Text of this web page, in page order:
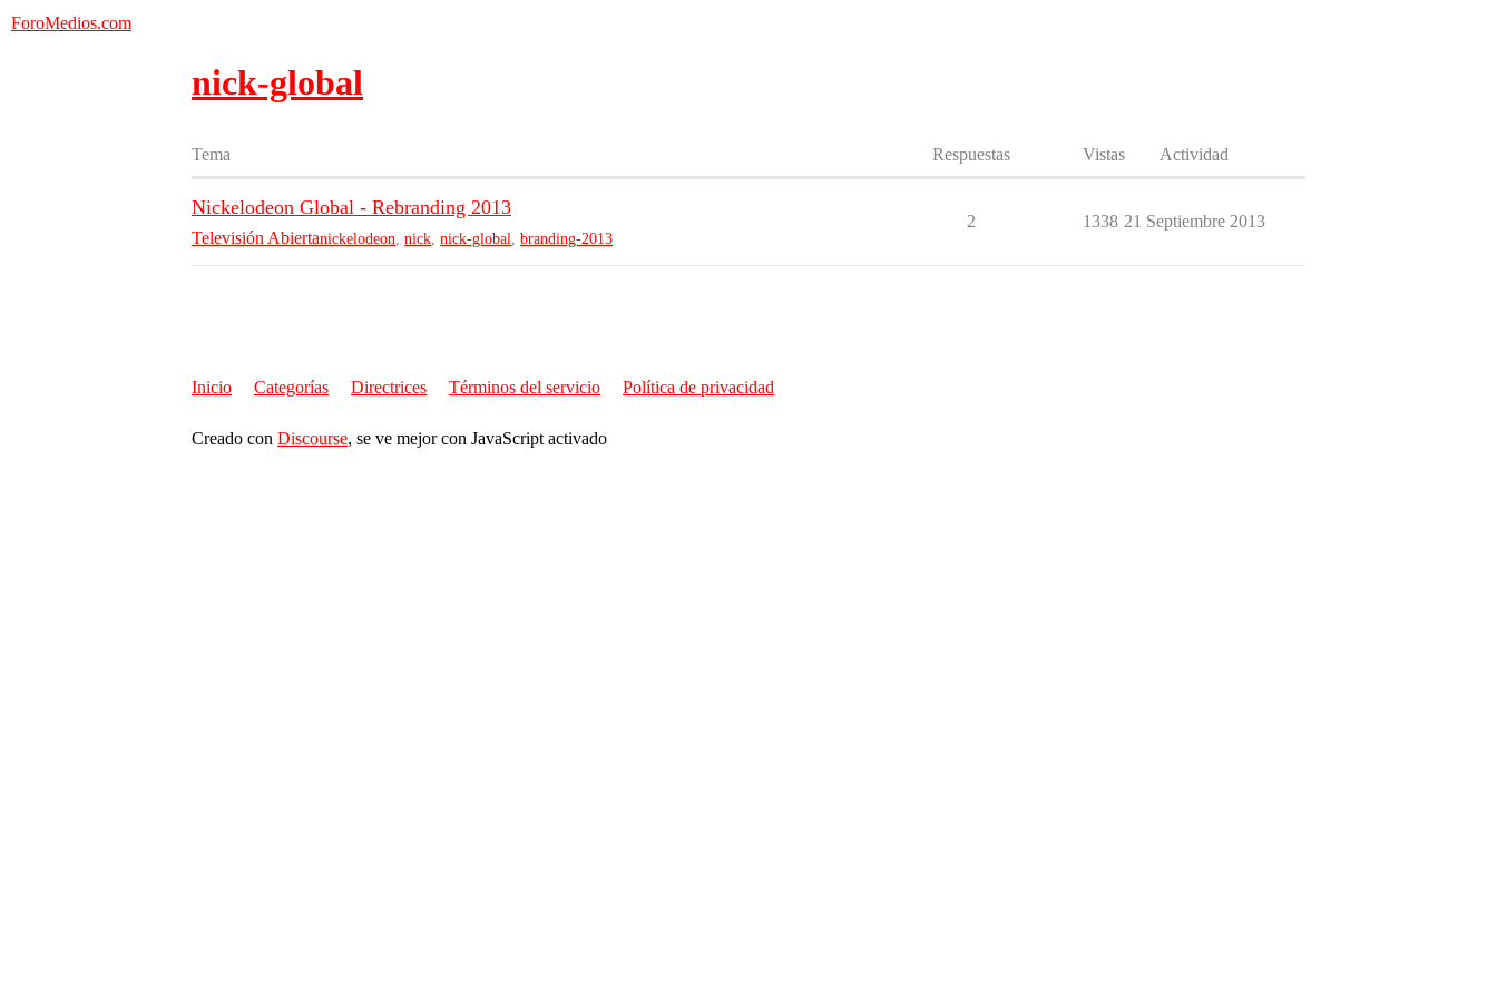
ForoMedios.com
nick-global
Tema Respuestas Vistas Actividad
Nickelodeon Global - Rebranding 2013
Televisión Abiertanickelodeon nick nick-global branding-2013
2 1338 21 Septiembre 2013
Inicio Categorías Directrices Términos del servicio Política de privacidad
Creado con Discourse, se ve mejor con JavaScript activado